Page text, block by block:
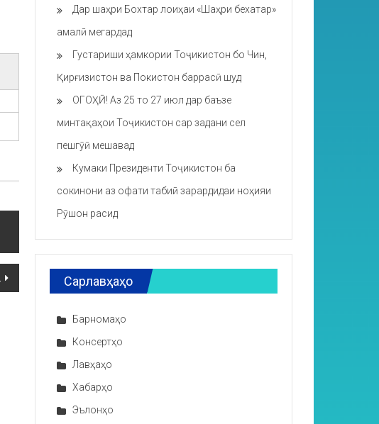
Дар шаҳри Бохтар лоиҳаи «Шаҳри бехатар»
амалӣ мегардад
Густариши ҳамкории Тоҷикистон бо Чин,
Қирғизистон ва Покистон баррасӣ шуд
ОГОҲӢ! Аз 25 то 27 июл дар баъзе
минтақаҳои Тоҷикистон сар задани сел
пешгӯӣ мешавад
Кумаки Президенти Тоҷикистон ба
сокинони аз офати табиӣ зарардидаи ноҳияи
Рӯшон расид
Сарлавҳаҳо
Барномаҳо
Консертҳо
Лавҳаҳо
Хабарҳо
Эълонҳо